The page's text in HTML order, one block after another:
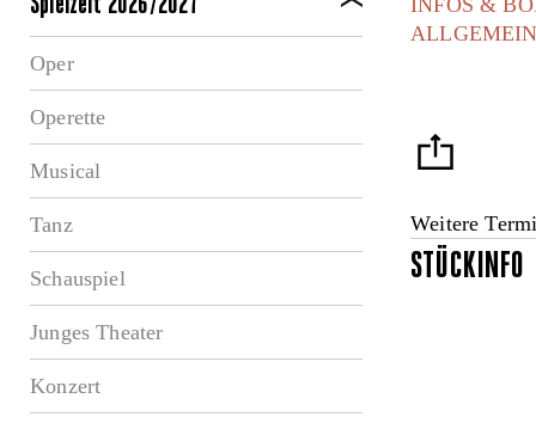
Oper
Operette
Musical
Tanz
Schauspiel
Junges Theater
Konzert
Weitere
STÜCKINFO